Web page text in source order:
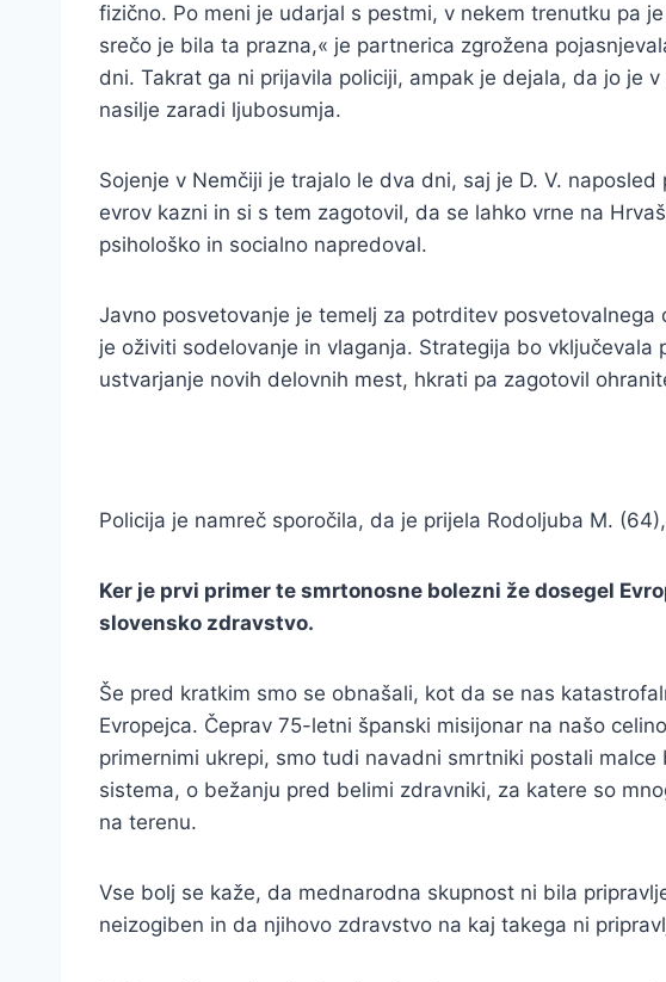
fizično. Po meni je udarjal s pestmi, v nekem trenutku pa
srečo je bila ta prazna,« je partnerica zgrožena
dni. Takrat ga ni prijavila policiji, ampak je dejala, da jo je
nasilje zaradi ljubosumja.
Sojenje v Nemčiji je trajalo le dva dni, saj je D. V.
evrov kazni in si s tem zagotovil, da se lahko vrne na
psihološko in socialno napredoval.
Javno posvetovanje je temelj za potrditev
je oživiti sodelovanje in vlaganja. Strategija bo
ustvarjanje novih delovnih mest, hkrati pa zagotovil
Policija je namreč sporočila, da je prijela Rodoljuba M.
Ker je prvi primer te smrtonosne bolezni že dosegel
slovensko zdravstvo.
Še pred kratkim smo se obnašali, kot da se nas
Evropejca. Čeprav 75-letni španski misijonar na našo
primernimi ukrepi, smo tudi navadni smrtniki postali
sistema, o bežanju pred belimi zdravniki, za katere so
na terenu.
Vse bolj se kaže, da mednarodna skupnost ni bila
neizogiben in da njihovo zdravstvo na kaj takega ni